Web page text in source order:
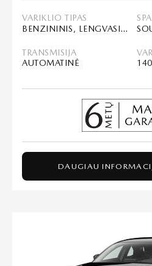
VARIKLIO TIPAS
BENZININIS, LENGVASIS HIBRIDAS (MHEV)
TRANSMISIJA
AUTOMATINĖ
DAUGIAU